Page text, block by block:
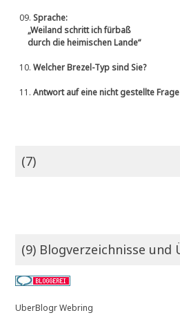
09.Sprache:
„Weiland schritt ich fürbaß
durch die heimischen Lande“
10.Welcher Brezel-Typ sind Sie?
11.Antwort auf eine nicht gestellte Frage
(7)
(9) Blogverzeichnisse und
UberBlogr Webring